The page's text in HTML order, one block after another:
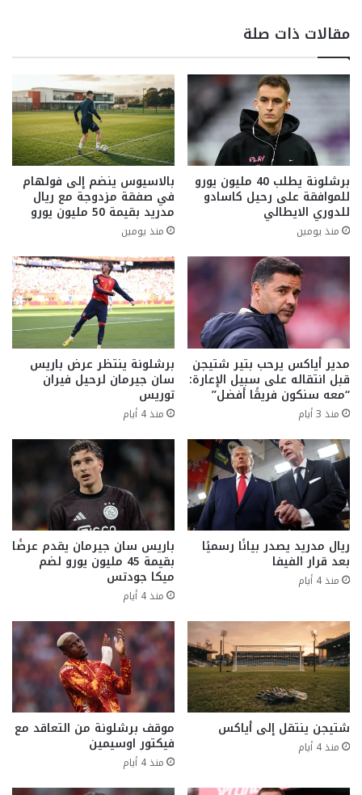
مقالات ذات صلة
برشلونة يطلب 40 مليون يورو
للموافقة على رحيل كاسادو
للدوري الايطالي
منذ يومين
بالاسيوس ينضم إلى فولهام
في صفقة مزدوجة مع ريال
مدريد بقيمة 50 مليون يورو
منذ يومين
مدير أياكس يرحب بتير شتيجن
قبل انتقاله على سبيل الإعارة:
“معه سنكون فريقًا أفضل”
منذ 3 أيام
برشلونة ينتظر عرض باريس
سان جيرمان لرحيل فيران
توريس
منذ 4 أيام
ريال مدريد يصدر بيانًا رسميًا
بعد قرار الفيفا
منذ 4 أيام
باريس سان جيرمان يقدم عرضًا
بقيمة 45 مليون يورو لضم
ميكا جودتس
منذ 4 أيام
شتيجن ينتقل إلى أياكس
منذ 4 أيام
موقف برشلونة من التعاقد مع
فيكتور اوسيمين
منذ 4 أيام